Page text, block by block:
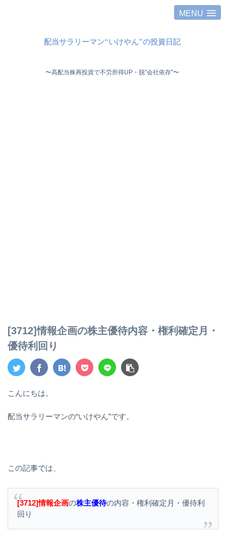
MENU
配当サラリーマン“いけやん”の投資日記 ​
〜高配当株再投資で不労所得UP・脱"会社依存"〜 ​
[3712]情報企画の株主優待内容・権利確定月・
優待利回り
こんにちは。
配当サラリーマンの“いけやん”です。
この記事では、
[3712]情報企画の株主優待の内容・権利確定月・優待利
回り